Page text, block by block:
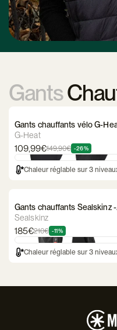
Gants
Gants chauffants vélo G-
G-Heat
109,99€149,90€ -26%
Chaleur réglable sur 3
Gants chauffants Sealskinz -
Upwell
Sealskinz
185€210€ -11%
Chaleur réglable sur 3